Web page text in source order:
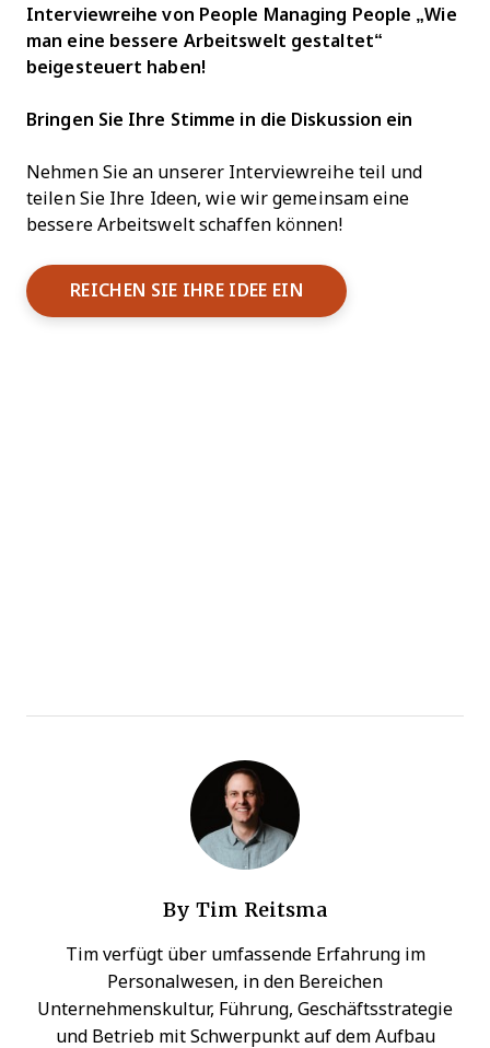
Interviewreihe von People Managing People „Wie
man eine bessere Arbeitswelt gestaltet“
beigesteuert haben!
Bringen Sie Ihre Stimme in die Diskussion ein
Nehmen Sie an unserer Interviewreihe teil und
teilen Sie Ihre Ideen, wie wir gemeinsam eine
bessere Arbeitswelt schaffen können!
REICHEN SIE IHRE IDEE EIN
By Tim Reitsma
Tim verfügt über umfassende Erfahrung im
Personalwesen, in den Bereichen
Unternehmenskultur, Führung, Geschäftsstrategie
und Betrieb mit Schwerpunkt auf dem Aufbau